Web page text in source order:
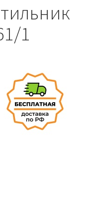
1